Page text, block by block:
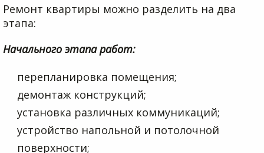
Ремонт квартиры можно разделить на два
этапа:
Начального этапа работ:
перепланировка помещения;
демонтаж конструкций;
установка различных коммуникаций;
устройство напольной и потолочной
поверхности;